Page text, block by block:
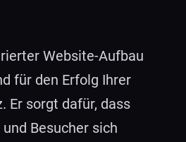
Website-Aufbau
für den Erfolg Ihrer
Er sorgt dafür, dass
Besucher sich